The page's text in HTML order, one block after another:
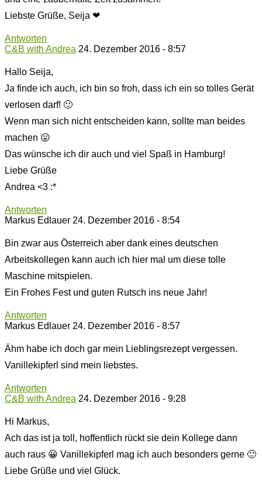
Liebste Grüße, Seija ❤
Antworten
C&B with Andrea 24. Dezember 2016 - 8:57
Hallo Seija,
Ja finde ich auch, ich bin so froh, dass ich ein so tolles Gerät
verlosen darf! 🙂
Wenn man sich nicht entscheiden kann, sollte man beides
machen 😛
Das wünsche ich dir auch und viel Spaß in Hamburg!
Liebe Grüße
Andrea <3 :*
Antworten
Markus Edlauer 24. Dezember 2016 - 8:54
Bin zwar aus Österreich aber dank eines deutschen
Arbeitskollegen kann auch ich hier mal um diese tolle
Maschine mitspielen.
Ein Frohes Fest und guten Rutsch ins neue Jahr!
Antworten
Markus Edlauer 24. Dezember 2016 - 8:57
Ähm habe ich doch gar mein Lieblingsrezept vergessen.
Vanillekipferl sind mein liebstes.
Antworten
C&B with Andrea 24. Dezember 2016 - 9:28
Hi Markus,
Ach das ist ja toll, hoffentlich rückt sie dein Kollege dann
auch raus 😀 Vanillekipferl mag ich auch besonders gerne 🙂
Liebe Grüße und viel Glück.